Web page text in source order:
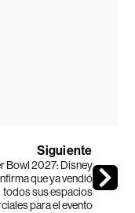
Siguiente
Bowl 2027: Disney
que ya vendió
todos sus espacios
para el evento